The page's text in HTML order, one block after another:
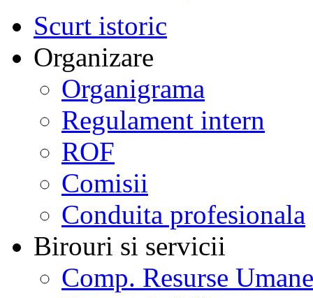
Scurt istoric
Organizare
Organigrama
Regulament intern
ROF
Comisii
Conduita profesionala
Birouri si servicii
Comp. Resurse Umane